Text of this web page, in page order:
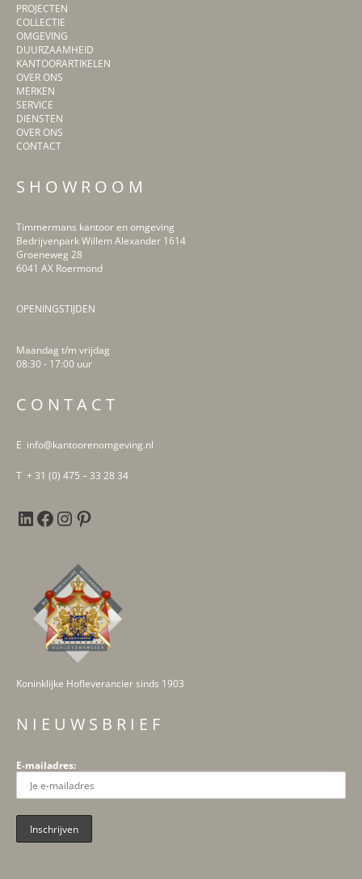
PROJECTEN
COLLECTIE
OMGEVING
DUURZAAMHEID
KANTOORARTIKELEN
OVER ONS
MERKEN
SERVICE
DIENSTEN
OVER ONS
CONTACT
S H O W R O O M
Timmermans kantoor en omgeving
Bedrijvenpark Willem Alexander 1614
Groeneweg 28
6041 AX Roermond
OPENINGSTIJDEN
Maandag t/m vrijdag
08:30 - 17:00 uur
C O N T A C T
E info@kantoorenomgeving.nl
T + 31 (0) 475 – 33 28 34
LinkedIn
Facebook
Instagram
Pinterest
Koninklijke Hofleverancier sinds 1903
N I E U W S B R I E F
E-mailadres: